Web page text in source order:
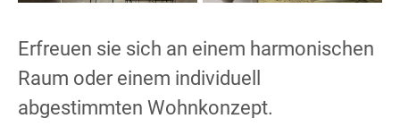
Erfreuen sie sich an einem harmonischen
Raum oder einem individuell
abgestimmten Wohnkonzept.